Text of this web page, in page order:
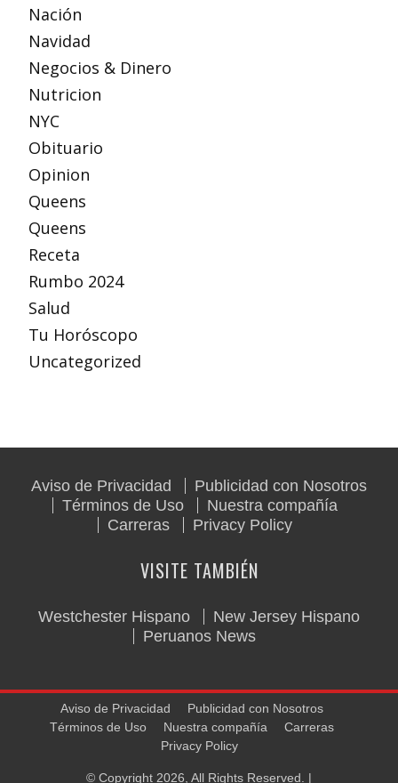
Nación
Navidad
Negocios & Dinero
Nutricion
NYC
Obituario
Opinion
Queens
Queens
Receta
Rumbo 2024
Salud
Tu Horóscopo
Uncategorized
Aviso de Privacidad
Publicidad con Nosotros
Términos de Uso
Nuestra compañía
Carreras
Privacy Policy
VISITE TAMBIÉN
Westchester Hispano
New Jersey Hispano
Peruanos News
Aviso de Privacidad
Publicidad con Nosotros
Términos de Uso
Nuestra compañía
Carreras
Privacy Policy
© Copyright 2026, All Rights Reserved. |